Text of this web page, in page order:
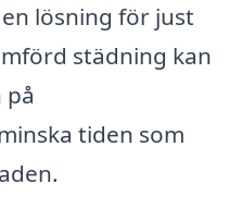
lösning för just
städning kan
på
tiden som